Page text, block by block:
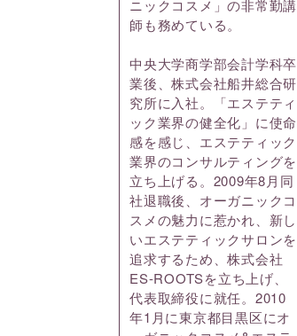
ニックコスメ」の非常勤講
師も務めている。
中央大学商学部会計学科卒
業後、株式会社船井総合研
究所に入社。「エステティ
ック業界の健全化」に使命
感を感じ、エステティック
業界のコンサルティングを
立ち上げる。2009年8月同
社退職後、オーガニックコ
スメの魅力に惹かれ、新し
いエステティックサロンを
追求するため、株式会社
ES-ROOTSを立ち上げ、
代表取締役に就任。2010
年1月に東京都目黒区にオ